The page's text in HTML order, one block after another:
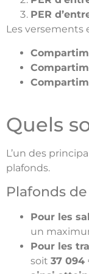
PER
Les versements
Quels
L’un des
plafonds.
Plafonds
Pour les
un
Pour les
soit 37 094